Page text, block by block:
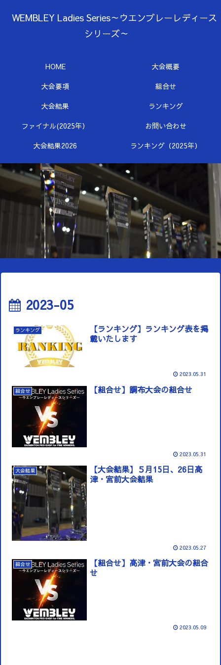
WEMBLEY Ladies Series～ウエンブレーレディース
シリーズ～
HOME
大会概要
大会要項
組合せ
大会結果
ランキング
ファイナル(2025年）
お問い合わせ
大会結果2026
ランキング（2025年）
2023-05
ランキング
【ランキング】ランキング表を掲
載いたします
2023.05.31
組合せ 【組合せ】調布大会の組合せ
2023.05.31
大会結果
【大会結果】５月15日、26日高
津・宮前大会結果
2023.05.27
組合せ
【組合せ】高津・宮前大会の組合
せ
2023.05.09